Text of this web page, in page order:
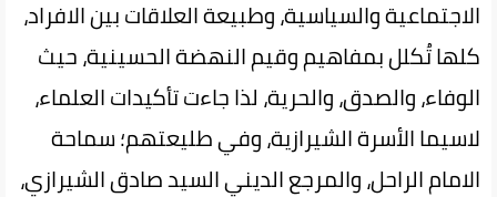
الاجتماعية والسياسية، وطبيعة العلاقات بين الافراد،
كلها تُكلل بمفاهيم وقيم النهضة الحسينية، حيث
الوفاء، والصدق، والحرية، لذا جاءت تأكيدات العلماء،
لاسيما الأسرة الشيرازية، وفي طليعتهم؛ سماحة
الامام الراحل، والمرجع الديني السيد صادق الشيرازي،